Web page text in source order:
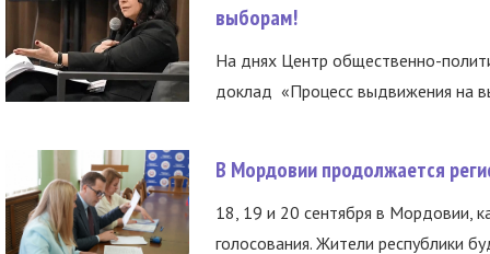
выборам!
На днях Центр общественно-
доклад «Процесс выдвижения на
В Мордовии продолжается
18, 19 и 20 сентября в Мордовии,
голосования. Жители республики